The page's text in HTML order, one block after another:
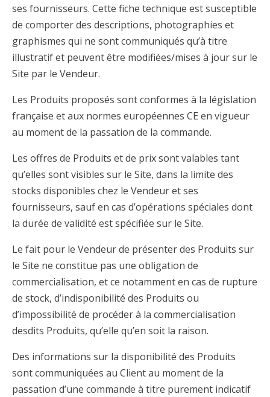
ses fournisseurs. Cette fiche technique est susceptible
de comporter des descriptions, photographies et
graphismes qui ne sont communiqués qu’à titre
illustratif et peuvent être modifiées/mises à jour sur le
Site par le Vendeur.
Les Produits proposés sont conformes à la législation
française et aux normes européennes CE en vigueur
au moment de la passation de la commande.
Les offres de Produits et de prix sont valables tant
qu’elles sont visibles sur le Site, dans la limite des
stocks disponibles chez le Vendeur et ses
fournisseurs, sauf en cas d’opérations spéciales dont
la durée de validité est spécifiée sur le Site.
Le fait pour le Vendeur de présenter des Produits sur
le Site ne constitue pas une obligation de
commercialisation, et ce notamment en cas de rupture
de stock, d’indisponibilité des Produits ou
d’impossibilité de procéder à la commercialisation
desdits Produits, qu’elle qu’en soit la raison.
Des informations sur la disponibilité des Produits
sont communiquées au Client au moment de la
passation d’une commande à titre purement indicatif